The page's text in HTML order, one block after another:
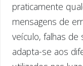
praticamente
mensagens de
veículo, falhas de
adapta-se aos